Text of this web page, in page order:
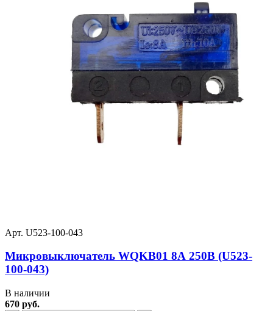
Арт. U523-100-043
Микровыключатель WQKB01 8А 250В (U523-
100-043)
В наличии
670 руб.